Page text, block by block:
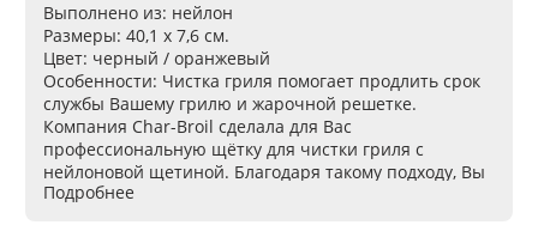
Выполнено из: нейлон
Размеры: 40,1 х 7,6 см.
Цвет: черный / оранжевый
Особенности: Чистка гриля помогает продлить срок
службы Вашему грилю и жарочной решетке.
Компания Char-Broil сделала для Вас
профессиональную щётку для чистки гриля с
нейлоновой щетиной. Благодаря такому подходу, Вы
можете смело чистить любой вид жарочных решёток,
Подробнее